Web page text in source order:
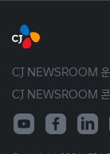
CJ NEWSROOM
CJ NEWSROOM